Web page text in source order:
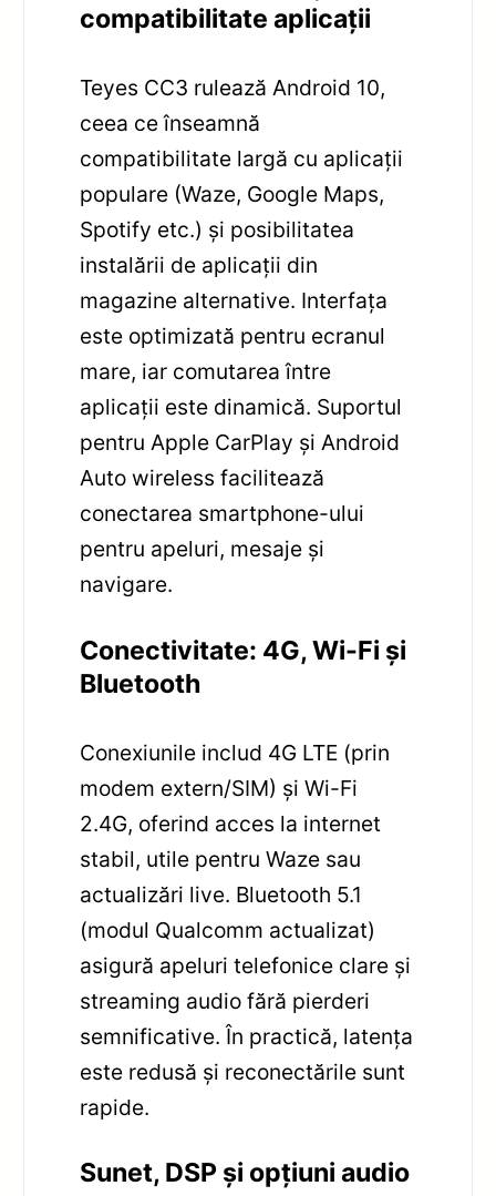
compatibilitate aplicații
Teyes CC3 rulează Android 10,
ceea ce înseamnă
compatibilitate largă cu aplicații
populare (Waze, Google Maps,
Spotify etc.) și posibilitatea
instalării de aplicații din
magazine alternative. Interfața
este optimizată pentru ecranul
mare, iar comutarea între
aplicații este dinamică. Suportul
pentru Apple CarPlay și Android
Auto wireless facilitează
conectarea smartphone-ului
pentru apeluri, mesaje și
navigare.
Conectivitate: 4G, Wi-Fi și
Bluetooth
Conexiunile includ 4G LTE (prin
modem extern/SIM) și Wi-Fi
2.4G, oferind acces la internet
stabil, utile pentru Waze sau
actualizări live. Bluetooth 5.1
(modul Qualcomm actualizat)
asigură apeluri telefonice clare și
streaming audio fără pierderi
semnificative. În practică, latența
este redusă și reconectările sunt
rapide.
Sunet, DSP și opțiuni audio